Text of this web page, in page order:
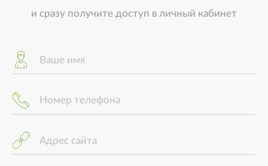
и сразу получите доступ в личный кабинет
Ваше имя
Номер телефона
Адрес сайта